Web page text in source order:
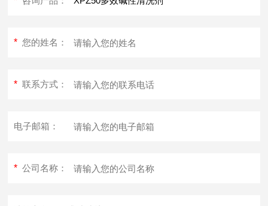
* 您的姓名：
* 联系方式：
电子邮箱：
* 公司名称：